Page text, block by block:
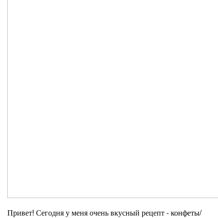
Привет! Сегодня у меня очень вкусный рецепт - конфеты/